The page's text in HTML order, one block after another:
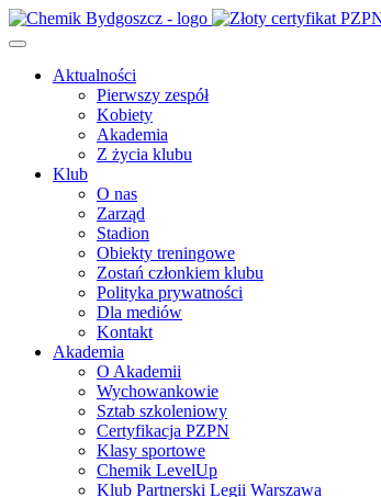
Aktualności
Pierwszy zespół
Kobiety
Akademia
Z życia klubu
Klub
O nas
Zarząd
Stadion
Obiekty treningowe
Zostań członkiem klubu
Polityka prywatności
Dla mediów
Kontakt
Akademia
O Akademii
Wychowankowie
Sztab szkoleniowy
Certyfikacja PZPN
Klasy sportowe
Chemik LevelUp
Klub Partnerski Legii Warszawa